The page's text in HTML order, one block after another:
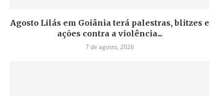
Agosto Lilás em Goiânia terá palestras, blitzes e
ações contra a violência...
7 de agosto, 2026